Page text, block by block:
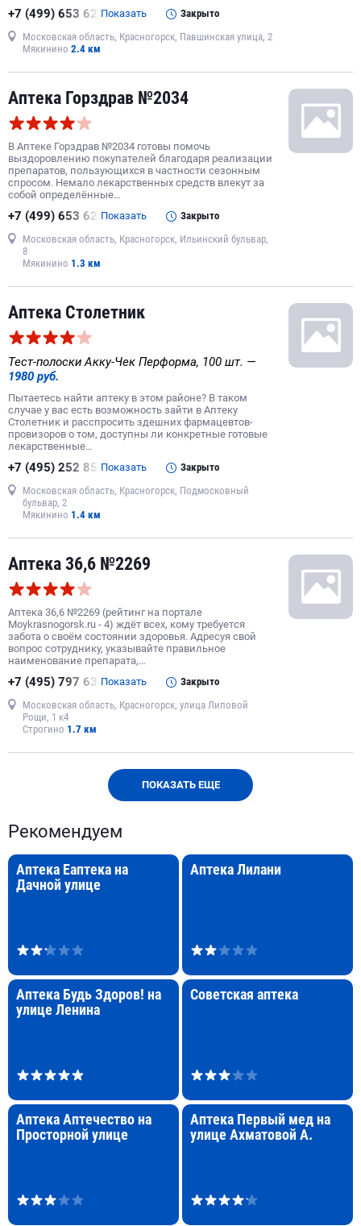
+7 (499) 653 62 Показать Закрыто
Московская область, Красногорск, Павшинская улица, 2
Мякинино 2.4 км
Аптека Горздрав №2034
В Аптеке Горздрав №2034 готовы помочь
выздоровлению покупателей благодаря реализации
препаратов, пользующихся в частности сезонным
спросом. Немало лекарственных средств влекут за
собой определённые…
+7 (499) 653 62 Показать Закрыто
Московская область, Красногорск, Ильинский бульвар,
8
Мякинино 1.3 км
Аптека Столетник
Тест-полоски Акку-Чек Перформа, 100 шт. —
1980 руб.
Пытаетесь найти аптеку в этом районе? В таком
случае у вас есть возможность зайти в Аптеку
Столетник и расспросить здешних фармацевтов-
провизоров о том, доступны ли конкретные готовые
лекарственные…
+7 (495) 252 85 Показать Закрыто
Московская область, Красногорск, Подмосковный
бульвар, 2
Мякинино 1.4 км
Аптека 36,6 №2269
Аптека 36,6 №2269 (рейтинг на портале
Moykrasnogorsk.ru - 4) ждёт всех, кому требуется
забота о своём состоянии здоровья. Адресуя свой
вопрос сотруднику, указывайте правильное
наименование препарата,…
+7 (495) 797 63 Показать Закрыто
Московская область, Красногорск, улица Липовой
Рощи, 1 к4
Строгино 1.7 км
ПОКАЗАТЬ ЕЩЕ
Рекомендуем
Аптека Еаптека на
Дачной улице
Аптека Лилани
Аптека Будь Здоров! на
улице Ленина
Советская аптека
Аптека Аптечество на
Просторной улице
Аптека Первый мед на
улице Ахматовой А.